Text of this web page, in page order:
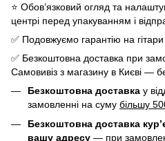
⭐️ Обов’язковий огляд та
центрі перед упакуванням і
✅ Подовжуємо гарантію на
✅ Безкоштовна доставка при
Самовивіз з магазину в Києві —
Безкоштовна доставка у
замовленні на суму більшу
Безкоштовна доставка
вашу адресу — при